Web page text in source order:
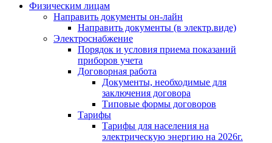
Физическим лицам
Направить документы он-лайн
Направить документы (в электр.виде)
Электроснабжение
Порядок и условия приема показаний
приборов учета
Договорная работа
Документы, необходимые для
заключения договора
Типовые формы договоров
Тарифы
Тарифы для населения на
электрическую энергию на 2026г.